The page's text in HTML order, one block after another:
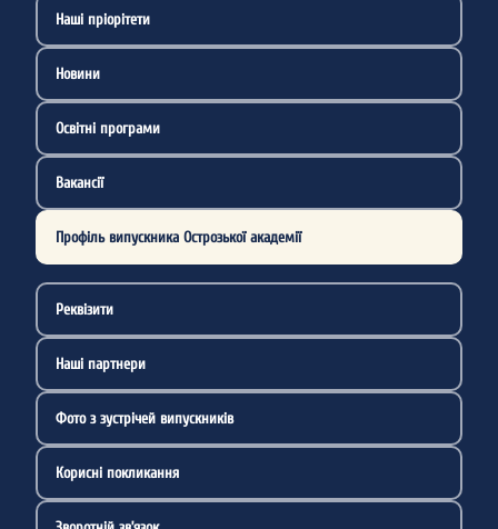
Наші пріорітети
Новини
Освітні програми
Вакансії
Профіль випускника Острозької академії
Реквізити
Наші партнери
Фото з зустрічей випускників
Корисні покликання